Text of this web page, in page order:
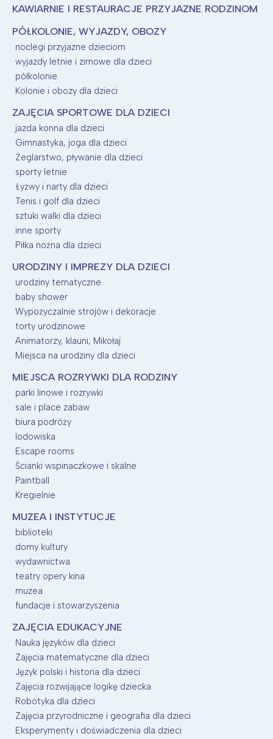
KAWIARNIE I RESTAURACJE PRZYJAZNE RODZINOM
PÓŁKOLONIE, WYJAZDY, OBOZY
noclegi przyjazne dzieciom
wyjazdy letnie i zimowe dla dzieci
półkolonie
Kolonie i obozy dla dzieci
ZAJĘCIA SPORTOWE DLA DZIECI
jazda konna dla dzieci
Gimnastyka, joga dla dzieci
Żeglarstwo, pływanie dla dzieci
sporty letnie
Łyżwy i narty dla dzieci
Tenis i golf dla dzieci
sztuki walki dla dzieci
inne sporty
Piłka nożna dla dzieci
URODZINY I IMPREZY DLA DZIECI
urodziny tematyczne
baby shower
Wypożyczalnie strojów i dekoracje
torty urodzinowe
Animatorzy, klauni, Mikołaj
Miejsca na urodziny dla dzieci
MIEJSCA ROZRYWKI DLA RODZINY
parki linowe i rozrywki
sale i place zabaw
biura podróży
lodowiska
Escape rooms
Ścianki wspinaczkowe i skalne
Paintball
Kregielnie
MUZEA I INSTYTUCJE
biblioteki
domy kultury
wydawnictwa
teatry opery kina
muzea
fundacje i stowarzyszenia
ZAJĘCIA EDUKACYJNE
Nauka języków dla dzieci
Zajęcia matematyczne dla dzieci
Język polski i historia dla dzieci
Zajęcia rozwijające logikę dziecka
Robotyka dla dzieci
Zajęcia przyrodniczne i geografia dla dzieci
Eksperymenty i doświadczenia dla dzieci